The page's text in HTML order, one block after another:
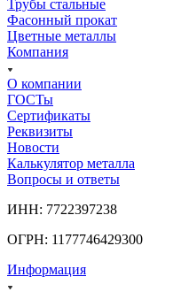
Трубы стальные
Фасонный прокат
Цветные металлы
Компания
О компании
ГОСТы
Сертификаты
Реквизиты
Новости
Калькулятор металла
Вопросы и ответы
ИНН: 7722397238
ОГРН: 1177746429300
Информация